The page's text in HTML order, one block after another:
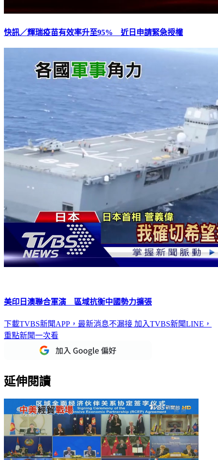
快訊／輝瑞疫苗有效率升至95% 近日申請緊急授權
美印日澳聯合軍演 區域抗衡中國勢力擴張
下載TVBS新聞APP，最新消息不漏接 加入TVBS新聞LINE，
重點新聞一次看
延伸閱讀